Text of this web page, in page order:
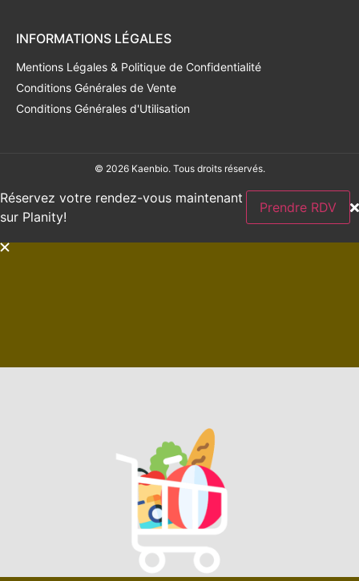
INFORMATIONS LÉGALES
Mentions Légales & Politique de Confidentialité
Conditions Générales de Vente
Conditions Générales d'Utilisation
© 2026 Kaenbio. Tous droits réservés.
Réservez votre rendez-vous maintenant
sur Planity!
Prendre RDV